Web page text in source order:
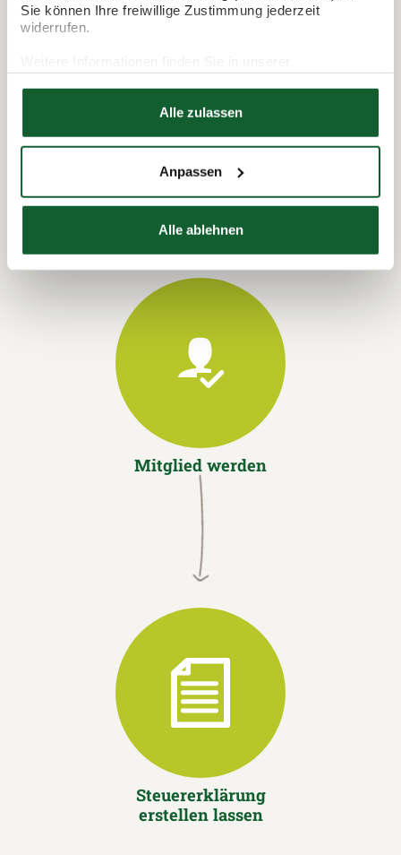
Sie können Ihre freiwillige Zustimmung jederzeit
widerrufen.
Datenschutzerklärung
Alle zulassen
Anpassen
Alle ablehnen
Termin vereinbaren
Mitglied werden
Steuererklärung
erstellen lassen